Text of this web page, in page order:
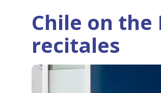
Chile on the
recitales